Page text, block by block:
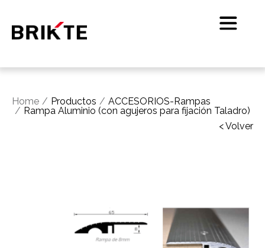
Home Productos
ACCESORIOS-Rampas
Rampa Aluminio (con agujeros para fijación Taladro)
< Volver